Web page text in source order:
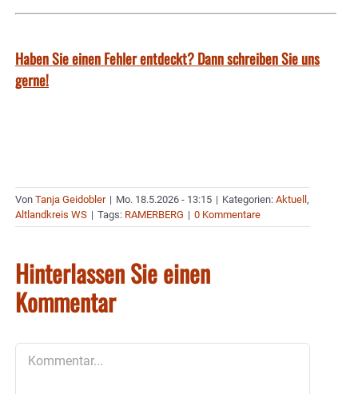
Haben Sie einen Fehler entdeckt? Dann schreiben Sie uns
gerne!
Von Tanja Geidobler | Mo. 18.5.2026 - 13:15 | Kategorien: Aktuell,
Altlandkreis WS | Tags: RAMERBERG | 0 Kommentare
Hinterlassen Sie einen
Kommentar